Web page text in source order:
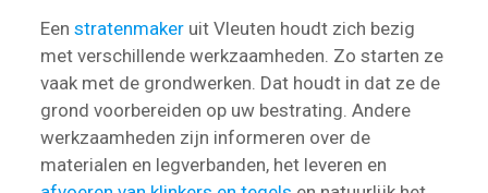
Een stratenmakeruit Vleuten houdt zich bezig
met verschillende werkzaamheden. Zo starten ze
vaak met de grondwerken. Dat houdt in dat ze de
grond voorbereiden op uw bestrating. Andere
werkzaamheden zijn informeren over de
materialen en legverbanden, het leveren en